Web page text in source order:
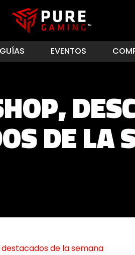
GUÍAS EVENTOS
DE LA
de la semana